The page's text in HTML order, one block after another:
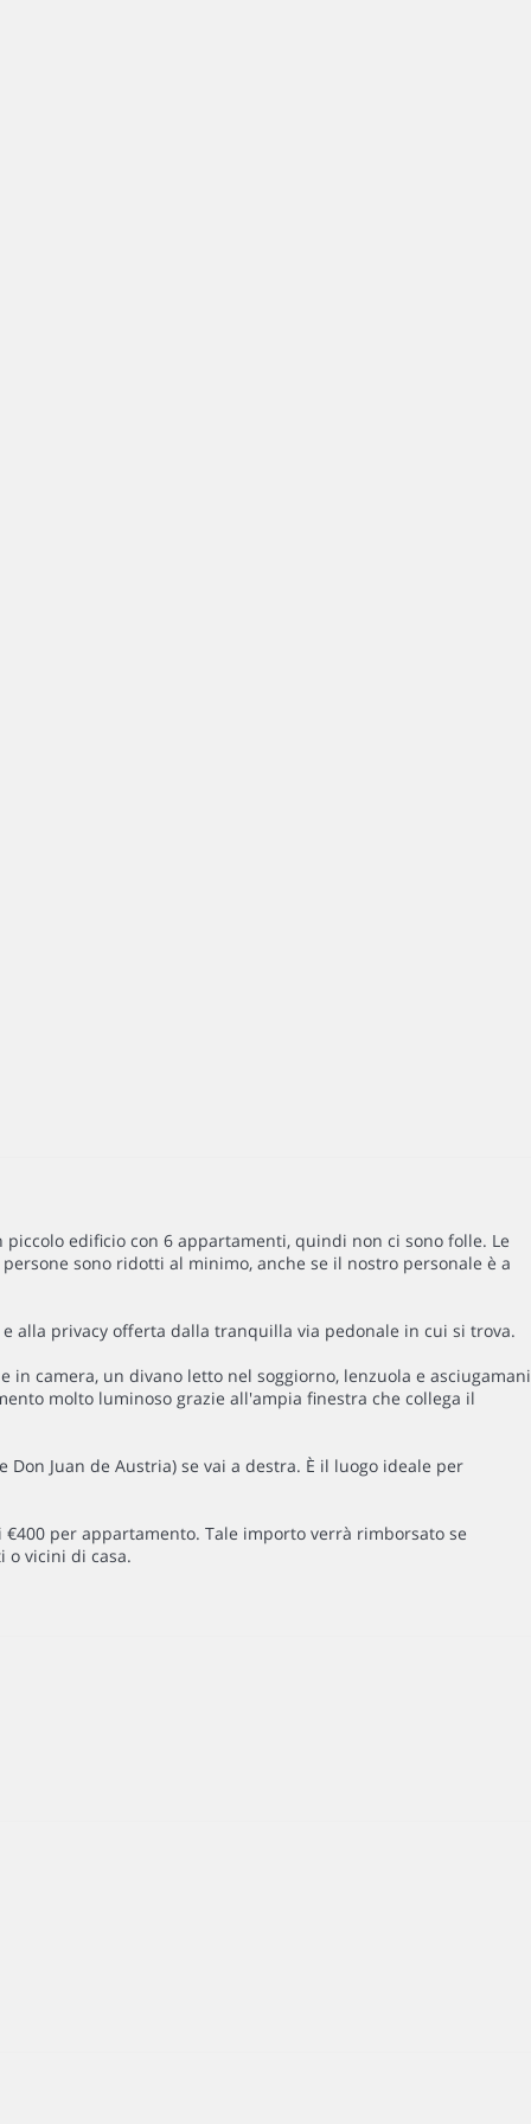
edificio con 6 appartamenti, quindi non ci sono folle. Le
sono ridotti al minimo, anche se il nostro personale è a
alla privacy offerta dalla tranquilla via pedonale in cui si trova.
camera, un divano letto nel soggiorno, lenzuola e asciugamani
molto luminoso grazie all'ampia finestra che collega il
Juan de Austria) se vai a destra. È il luogo ideale per
per appartamento. Tale importo verrà rimborsato se
o vicini di casa.